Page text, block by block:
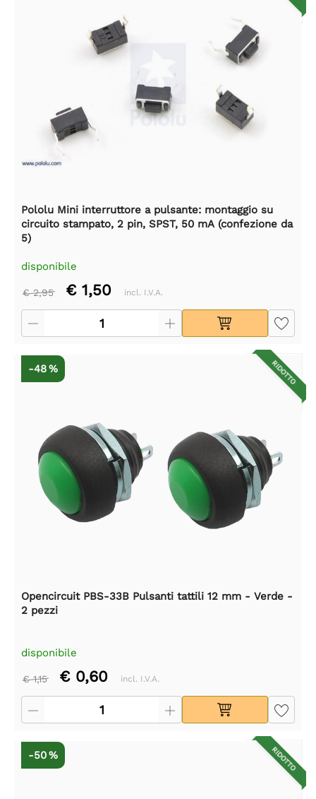
Pololu Mini interruttore a pulsante: montaggio su
circuito stampato, 2 pin, SPST, 50 mA (confezione da
5)
disponibile
€ 2,95 € 1,50 incl. I.V.A.
RIDOTTO
-48 %
Opencircuit PBS-33B Pulsanti tattili 12 mm - Verde -
2 pezzi
disponibile
€ 1,15 € 0,60 incl. I.V.A.
RIDOTTO
-50 %